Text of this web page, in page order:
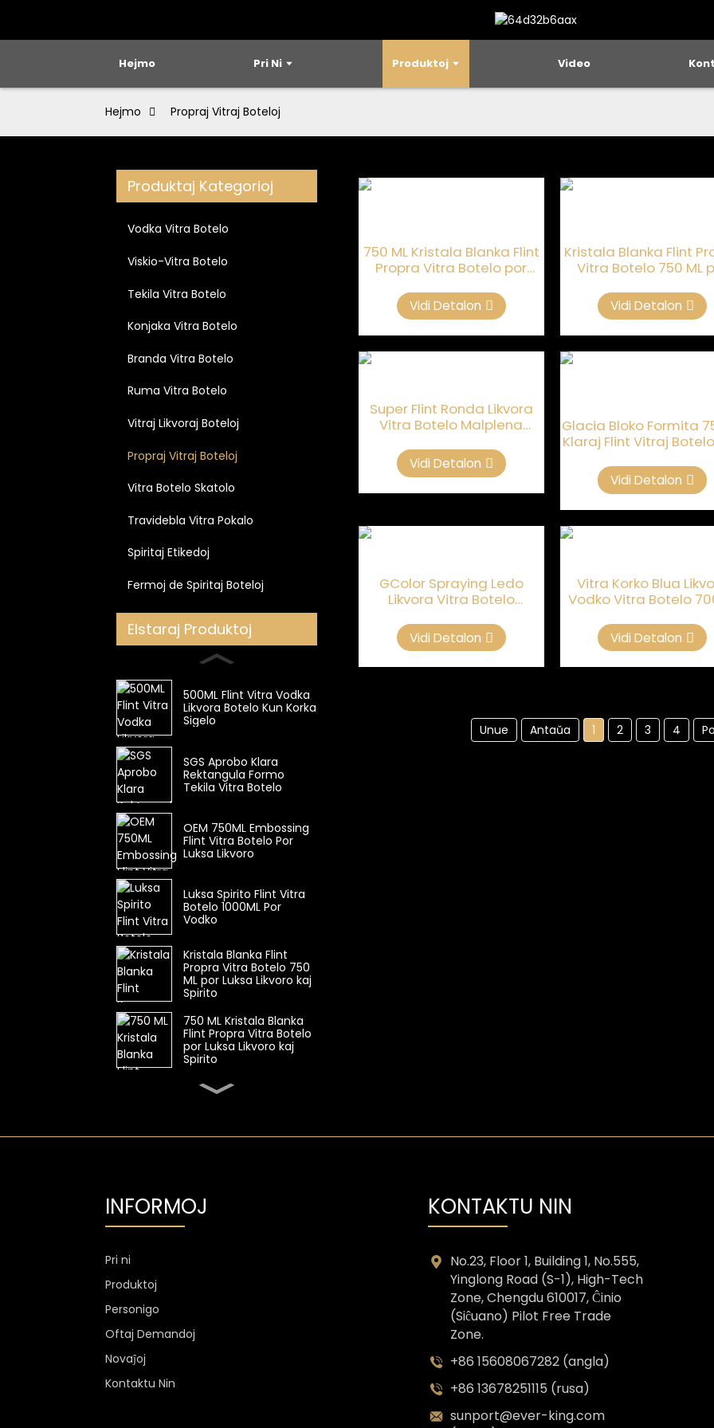
Hejmo Pri Ni Produktoj Video
Hejmo Propraj Vitraj Boteloj
Produktaj Kategorioj
Vodka Vitra Botelo
Viskio-Vitra Botelo
Tekila Vitra Botelo
Konjaka Vitra Botelo
Branda Vitra Botelo
Ruma Vitra Botelo
Vitraj Likvoraj Boteloj
Propraj Vitraj Boteloj
Vitra Botelo Skatolo
Travidebla Vitra Pokalo
Spiritaj Etikedoj
Fermoj de Spiritaj Boteloj
Elstaraj Produktoj
500ML Flint Vitra Vodka
Likvora Botelo Kun Korka
Sigelo
SGS Aprobo Klara
Rektangula Formo
Tekila Vitra Botelo
OEM 750ML Embossing
Flint Vitra Botelo Por
Luksa Likvoro
Luksa Spirito Flint Vitra
Botelo 1000ML Por
Vodko
Kristala Blanka Flint
Propra Vitra Botelo 750
ML por Luksa Likvoro kaj
Spirito
750 ML Kristala Blanka
Flint Propra Vitra Botelo
por Luksa Likvoro kaj
Spirito
1300g Vodka Glaso
750 ML Kristala Blanka Flint
Propra Vitra Botelo por
Vidi Detalon
Kristala Blanka Flint
Vitra Botelo 750 ML
Vidi Detalon
Super Flint Ronda Likvora
Vitra Botelo Malplena
Vidi Detalon
Glacia Bloko Formita
Klaraj Flint Vitraj
Vidi Detalon
GColor Spraying Ledo
Likvora Vitra Botelo
Vidi Detalon
Vitra Korko Blua
Vodko Vitra Botelo
Vidi Detalon
Unue Antaŭa 1 2 3 4
INFORMOJ
Pri ni
Produktoj
Personigo
Oftaj Demandoj
Novaĵoj
Kontaktu Nin
KONTAKTU NIN
No.23, Floor 1, Building 1, No.555,
Yinglong Road (S-1), High-Tech
Zone, Chengdu 610017, Ĉinio
(Siĉuano) Pilot Free Trade
Zone.
+86 15608067282 (angla)
+86 13678251115 (rusa)
sunport@ever-king.com